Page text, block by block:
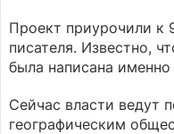
Проект приурочили к
писателя. Известно,
была написана
Сейчас власти ведут
географическим